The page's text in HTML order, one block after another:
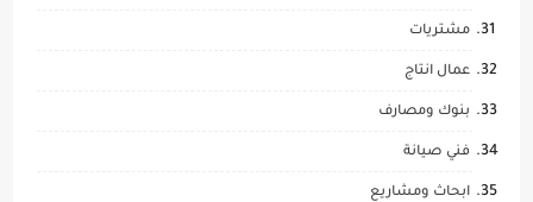
مشتريات
عمال انتاج
بنوك ومصارف
فني صيانة
ابحاث ومشاريع